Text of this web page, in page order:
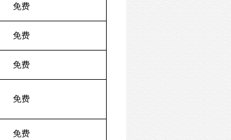
免费
免费
免费
免费
免费